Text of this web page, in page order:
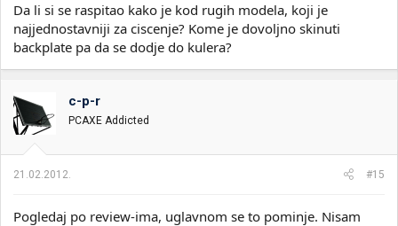
Da li si se raspitao kako je kod rugih modela, koji je
najjednostavniji za ciscenje? Kome je dovoljno skinuti
backplate pa da se dodje do kulera?
c-p-r
PCAXE Addicted
21.02.2012. #15
Pogledaj po review-ima, uglavnom se to pominje. Nisam